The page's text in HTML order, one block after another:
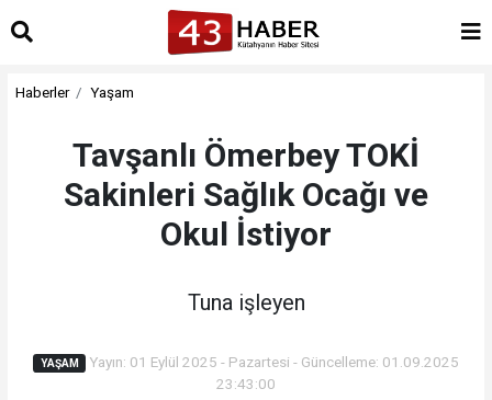
Haberler Yaşam
Tavşanlı Ömerbey TOKİ
Sakinleri Sağlık Ocağı ve
Okul İstiyor
Tuna işleyen
YAŞAM
Yayın: 01 Eylül 2025 - Pazartesi - Güncelleme: 01.09.2025
23:43:00